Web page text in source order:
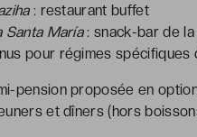
: restaurant buffet
Santa María: snack-bar de la
pour régimes
pension proposée en
et dîners (hors